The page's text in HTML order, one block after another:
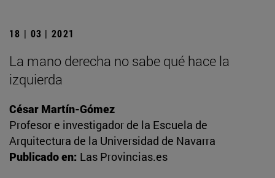
18 | 03 | 2021
La mano derecha no sabe qué hace la
izquierda
César Martín-Gómez
Profesor e investigador de la Escuela de
Arquitectura de la Universidad de Navarra
Publicado en: Las Provincias.es